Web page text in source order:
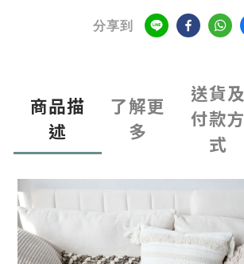
分享到
商品描
述
了解更
多
送貨及
付款方
式